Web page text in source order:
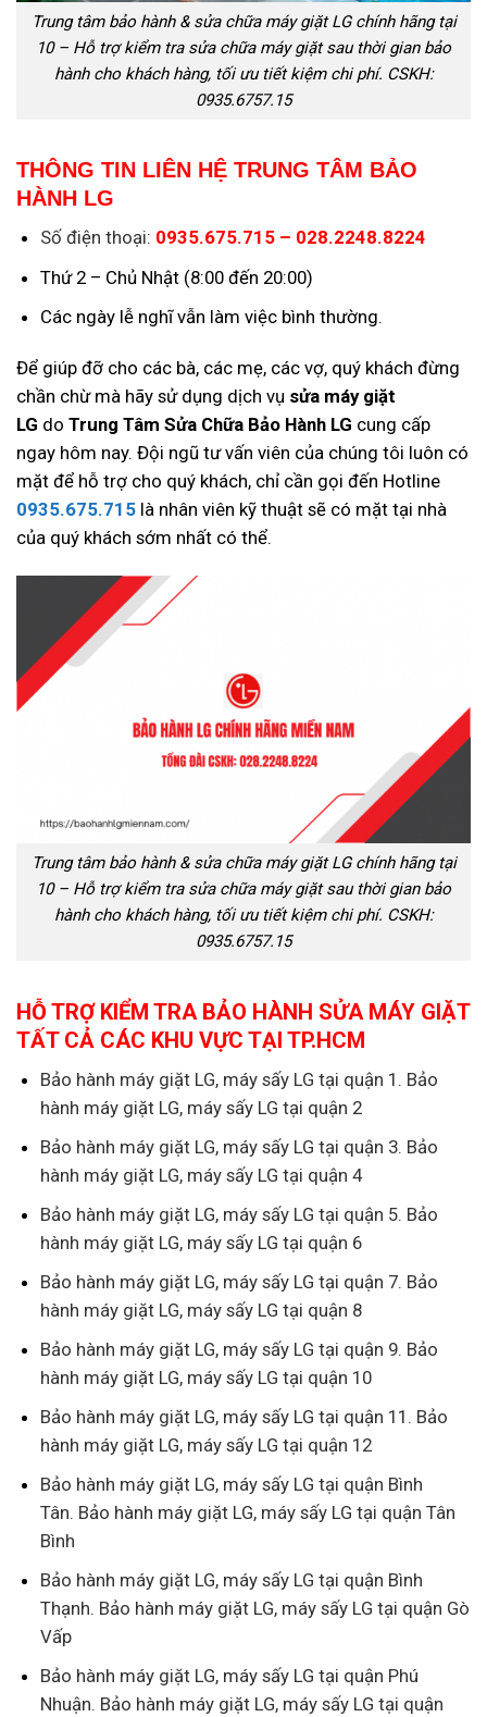
Trung tâm bảo hành & sửa chữa máy giặt LG chính hãng tại
10 – Hỗ trợ kiểm tra sửa chữa máy giặt sau thời gian bảo
hành cho khách hàng, tối ưu tiết kiệm chi phí. CSKH:
0935.6757.15
THÔNG TIN LIÊN HỆ TRUNG TÂM BẢO
HÀNH LG
Số điện thoại: 0935.675.715 – 028.2248.8224
Thứ 2 – Chủ Nhật (8:00 đến 20:00)
Các ngày lễ nghĩ vẫn làm việc bình thường.
Để giúp đỡ cho các bà, các mẹ, các vợ, quý khách đừng
chần chừ mà hãy sử dụng dịch vụ sửa máy giặt
LG do Trung Tâm Sửa Chữa Bảo Hành LG cung cấp
ngay hôm nay. Đội ngũ tư vấn viên của chúng tôi luôn có
mặt để hỗ trợ cho quý khách, chỉ cần gọi đến Hotline
0935.675.715 là nhân viên kỹ thuật sẽ có mặt tại nhà
của quý khách sớm nhất có thể.
Trung tâm bảo hành & sửa chữa máy giặt LG chính hãng tại
10 – Hỗ trợ kiểm tra sửa chữa máy giặt sau thời gian bảo
hành cho khách hàng, tối ưu tiết kiệm chi phí. CSKH:
0935.6757.15
HỖ TRỢ KIỂM TRA BẢO HÀNH SỬA MÁY GIẶT
TẤT CẢ CÁC KHU VỰC TẠI TP.HCM
Bảo hành máy giặt LG, máy sấy LG tại quận 1. Bảo
hành máy giặt LG, máy sấy LG tại quận 2
Bảo hành máy giặt LG, máy sấy LG tại quận 3. Bảo
hành máy giặt LG, máy sấy LG tại quận 4
Bảo hành máy giặt LG, máy sấy LG tại quận 5. Bảo
hành máy giặt LG, máy sấy LG tại quận 6
Bảo hành máy giặt LG, máy sấy LG tại quận 7. Bảo
hành máy giặt LG, máy sấy LG tại quận 8
Bảo hành máy giặt LG, máy sấy LG tại quận 9. Bảo
hành máy giặt LG, máy sấy LG tại quận 10
Bảo hành máy giặt LG, máy sấy LG tại quận 11. Bảo
hành máy giặt LG, máy sấy LG tại quận 12
Bảo hành máy giặt LG, máy sấy LG tại quận Bình
Tân. Bảo hành máy giặt LG, máy sấy LG tại quận Tân
Bình
Bảo hành máy giặt LG, máy sấy LG tại quận Bình
Thạnh. Bảo hành máy giặt LG, máy sấy LG tại quận Gò
Vấp
Bảo hành máy giặt LG, máy sấy LG tại quận Phú
Nhuận. Bảo hành máy giặt LG, máy sấy LG tại quận